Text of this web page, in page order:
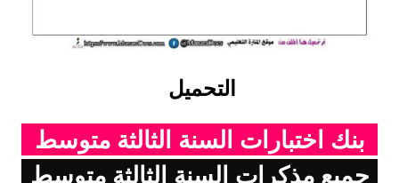
التحميل
بنك اختبارات السنة الثالثة متوسط
جميع مذكرات السنة الثالثة متوسط